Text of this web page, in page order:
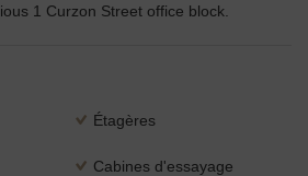
1 Curzon Street office block.
Étagères
Cabines d'essayage